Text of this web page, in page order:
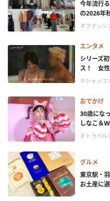
今年流行
の2026年
＃ファッシ
エンタメ
シリーズ
ス！ 女性
＃シャッフ
おでかけ
30歳にな
しなこ＆
＃トラベル
グルメ
東京駅・
お土産に